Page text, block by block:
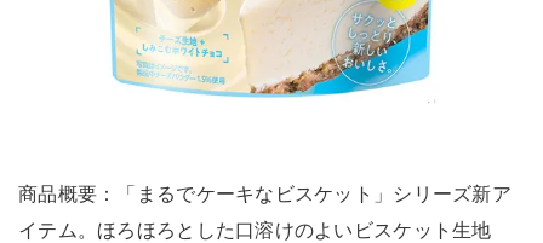
商品概要：「まるでケーキなビスケット」シリーズ新ア
イテム。ほろほろとした口溶けのよいビスケット生地